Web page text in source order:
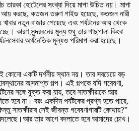
তারকা হোটেলের সংখ্যা দিয়ে মাপা উচিত নয়। মাপা
আয় করছে, কতজন তরুণ গাইড হয়েছে, কতজন নারী
নতুন বাজার পেয়েছে এবং পর্যটনের আয় থেকে
কারণ সুন্দরবনের মূল্য শুধু তার গাছপালা কিংবা
অর্থনৈতিক মূল্যও পরিমাপ করা হয়েছে।
কোনো একটি দর্শনীয় স্থান নয়। তার সবচেয়ে বড়
অসমাপ্ত গল্প। এই গল্পকে যদি গবেষণা,
সঙ্গে যুক্ত করা যায়, তবে সাতক্ষীরাকে আর
হবে না। বরং একদিন পর্যটকের প্রশ্ন হতে পারে,
সাতক্ষীরার সেই জীবন্ত গবেষণাগারটি কোথায়?”
বদলেছে।আর তার আগে বদলাতে হবে আমাদের চোখ।